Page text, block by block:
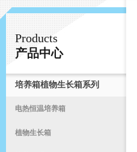
首
传、病毒、环保
Products
产品中心
培养箱植物生长箱系列
电热恒温培养箱
植物生长箱